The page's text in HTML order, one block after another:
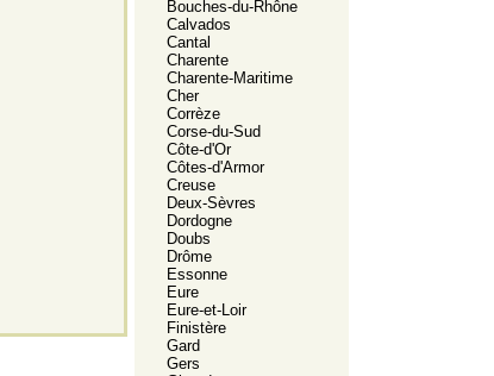
Bouches-du-Rhône
Calvados
Cantal
Charente
Charente-Maritime
Cher
Corrèze
Corse-du-Sud
Côte-d'Or
Côtes-d'Armor
Creuse
Deux-Sèvres
Dordogne
Doubs
Drôme
Essonne
Eure
Eure-et-Loir
Finistère
Gard
Gers